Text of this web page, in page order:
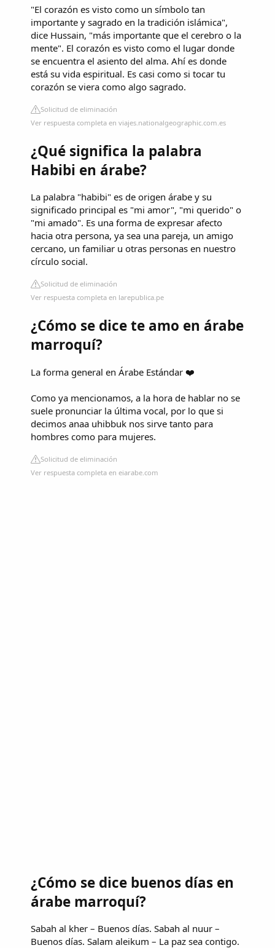
"El corazón es visto como un símbolo tan
importante y sagrado en la tradición islámica",
dice Hussain, "más importante que el cerebro o la
mente". El corazón es visto como el lugar donde
se encuentra el asiento del alma. Ahí es donde
está su vida espiritual. Es casi como si tocar tu
corazón se viera como algo sagrado.
Solicitud de eliminación
Ver respuesta completa en viajes.nationalgeographic.com.es
¿Qué significa la palabra
Habibi en árabe?
La palabra "habibi" es de origen árabe y su
significado principal es "mi amor", "mi querido" o
"mi amado". Es una forma de expresar afecto
hacia otra persona, ya sea una pareja, un amigo
cercano, un familiar u otras personas en nuestro
círculo social.
Solicitud de eliminación
Ver respuesta completa en larepublica.pe
¿Cómo se dice te amo en árabe
marroquí?
La forma general en Árabe Estándar ❤️
Como ya mencionamos, a la hora de hablar no se
suele pronunciar la última vocal, por lo que si
decimos anaa uhibbuk nos sirve tanto para
hombres como para mujeres.
Solicitud de eliminación
Ver respuesta completa en eiarabe.com
¿Cómo se dice buenos días en
árabe marroquí?
Sabah al kher – Buenos días. Sabah al nuur –
Buenos días. Salam aleikum – La paz sea contigo.